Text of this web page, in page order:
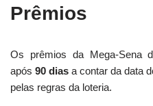
Prêmios
Os prêmios da Mega-Sena
após 90 dias a contar da data
pelas regras da loteria.